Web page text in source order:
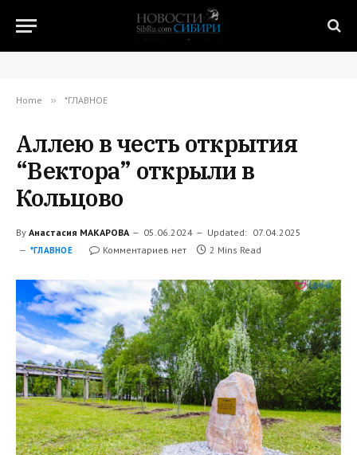
Home » *ГЛАВНОЕ
Аллею в честь открытия
“Вектора” открыли в
Кольцово
By Анастасия МАКАРОВА 05.06.2024 Updated: 07.04.2025
*ГЛАВНОЕ Комментариев нет 2 Mins Read